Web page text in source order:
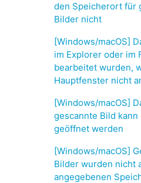
den Speicherort für
Bilder nicht
[Windows/macOS]
im Explorer oder im
bearbeitet wurden,
Hauptfenster nicht
[Windows/macOS]
gescannte Bild kann
geöffnet werden
[Windows/macOS]
Bilder wurden nicht
angegebenen